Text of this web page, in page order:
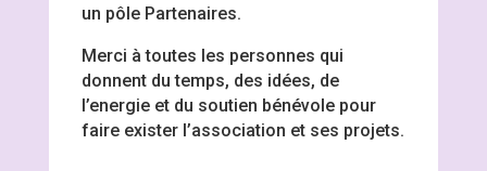
un pôle Partenaires.
Merci à toutes les personnes qui
donnent du temps, des idées, de
l’energie et du soutien bénévole pour
faire exister l’association et ses projets.